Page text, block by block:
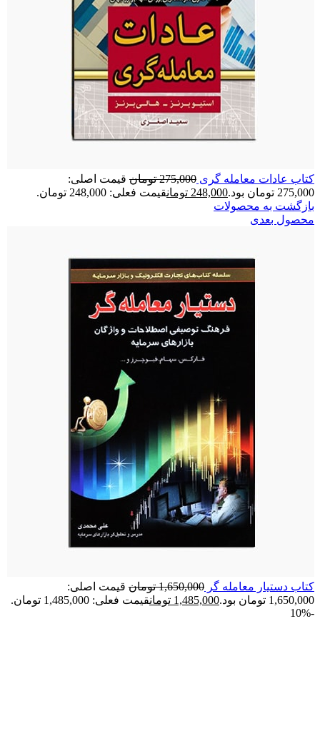
کتاب عادات معامله گری 275,000 تومان قیمت اصلی:
275,000 تومان بود.
248,000 تومانقیمت فعلی: 248,000 تومان.
بازگشت به محصولات
محصول بعدی
کتاب دستیار معامله گر 1,650,000 تومان قیمت اصلی:
1,650,000 تومان بود.
1,485,000 تومانقیمت فعلی: 1,485,000 تومان.
-10%